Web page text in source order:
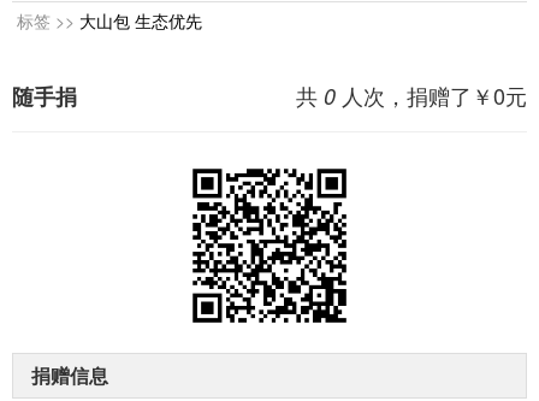
标签 >> 大山包 生态优先
共 0 人次，捐赠了￥0元
随手捐
捐赠信息